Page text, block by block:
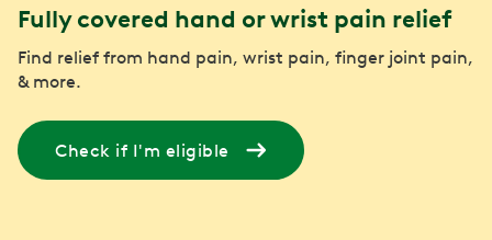
Fully covered hand or wrist pain relief
Find relief from hand pain, wrist pain, finger joint pain,
& more.
Check if I'm eligible